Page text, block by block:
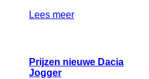
Lees meer
Prijzen nieuwe Dacia
Jogger